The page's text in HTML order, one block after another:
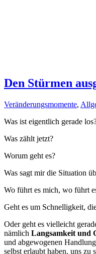
Den Stürmen
Veränderungsmomente,
Was ist eigentlich gerade
Was zählt jetzt?
Worum geht es?
Was sagt mir die Situation
Wo führt es mich, wo führt
Geht es um Schnelligkeit,
Oder geht es vielleicht
nämlich Langsamkeit und
und abgewogenen
selbst erlaubt haben, uns zu